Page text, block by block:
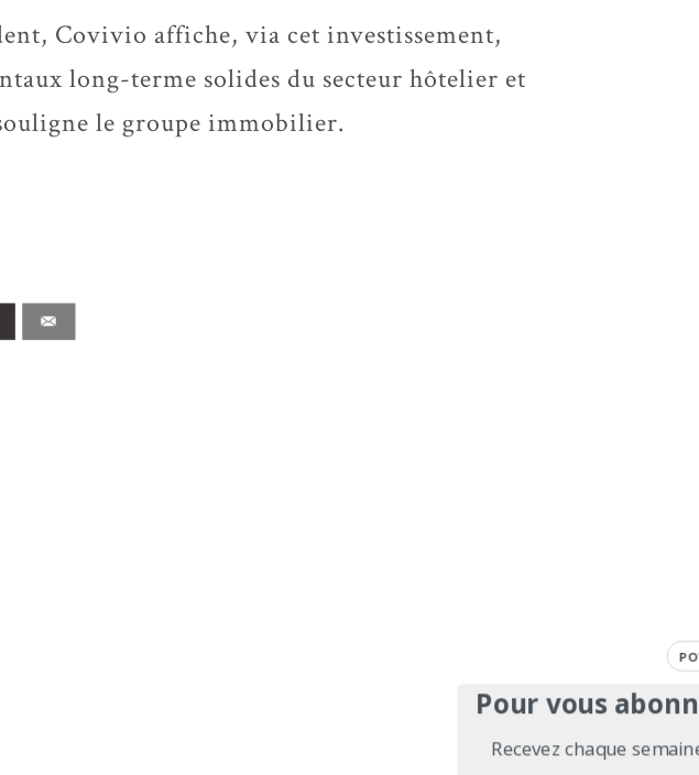
Covivio affiche, via cet investissement,
long-terme solides du secteur hôtelier et
le groupe immobilier.
Pour vous
Recevez chaque